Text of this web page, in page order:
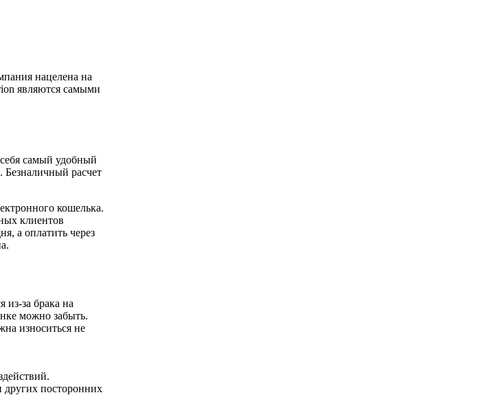
нацелена на
являются самыми
самый удобный
расчет
кошелька.
клиентов
а оплатить через
из-за брака на
можно забыть.
износиться не
других посторонних